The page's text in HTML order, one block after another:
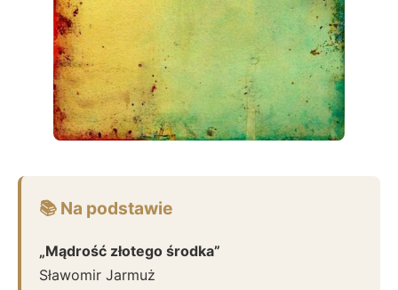
📚 Na podstawie
„Mądrość złotego środka”
Sławomir Jarmuż